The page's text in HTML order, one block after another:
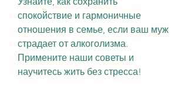
спокойствие и гармоничные
отношения в семье, если ваш муж
страдает от алкоголизма.
Примените наши советы и
научитесь жить без стресса!